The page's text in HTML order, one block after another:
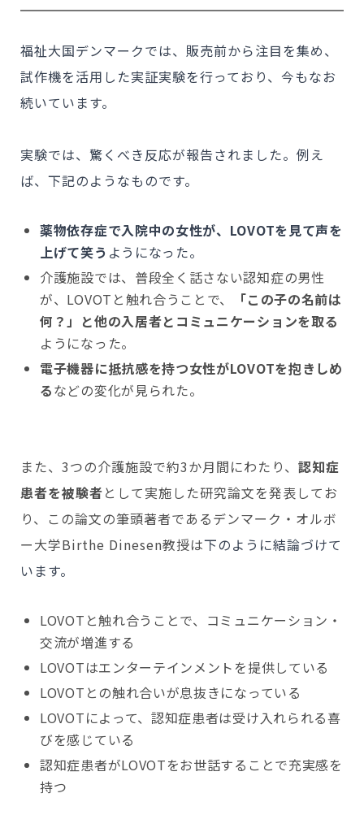
福祉大国デンマークでは、販売前から注目を集め、
試作機を活用した実証実験を行っており、今もなお
続いています。
実験では、驚くべき反応が報告されました。例え
ば、下記のようなものです。
薬物依存症で入院中の女性が、LOVOTを見て声を
上げて笑う ようになった。
介護施設では、普段全く話さない認知症の男性
が、LOVOTと触れ合うことで、
「この子の名前は
何？」と他の入居者とコミュニケーションを取る
ようになった。
電子機器に抵抗感を持つ女性がLOVOTを抱きしめ
るなどの変化が見られた。
また、3つの介護施設で約3か月間にわたり、 認知症
患者を被験者として実施した研究論文を発表してお
り、この論文の筆頭著者であるデンマーク・オルボ
ー大学Birthe Dinesen教授は下のように結論づけて
います。
LOVOTと触れ合うことで、コミュニケーション・
交流が増進する
LOVOTはエンターテインメントを提供している
LOVOTとの触れ合いが息抜きになっている
LOVOTによって、認知症患者は受け入れられる喜
びを感じている
認知症患者がLOVOTをお世話することで充実感を
持つ